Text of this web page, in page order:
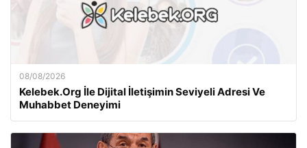
08/08/2026
Kelebek.Org İle Dijital İletişimin Seviyeli Adresi Ve
Muhabbet Deneyimi